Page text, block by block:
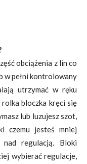
obciążenia z lin co
w pełni kontrolowany
utrzymać w ręku
bloczka kręci się
lub luzujesz szot,
czemu jesteś mniej
regulacją. Bloki
wybierać regulacje,